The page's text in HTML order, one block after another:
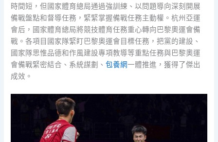
時間短，但國家體育總局通過強訓練、以問題導向深刻開展
備戰盤點和督導任務，緊緊掌握備戰任務主動權。杭州亞運
會后，國家體育總局將競技體育任務重心轉向巴黎奧運會備
戰。各項目國家隊緊盯巴黎奧運會目標任務，把黨的建設、
國家隊思惟品德和作風建設專項教導等重點任務與巴黎奧運
會備戰緊密結合、系統謀劃、包養網一體推進，獲得了傑出
成效。